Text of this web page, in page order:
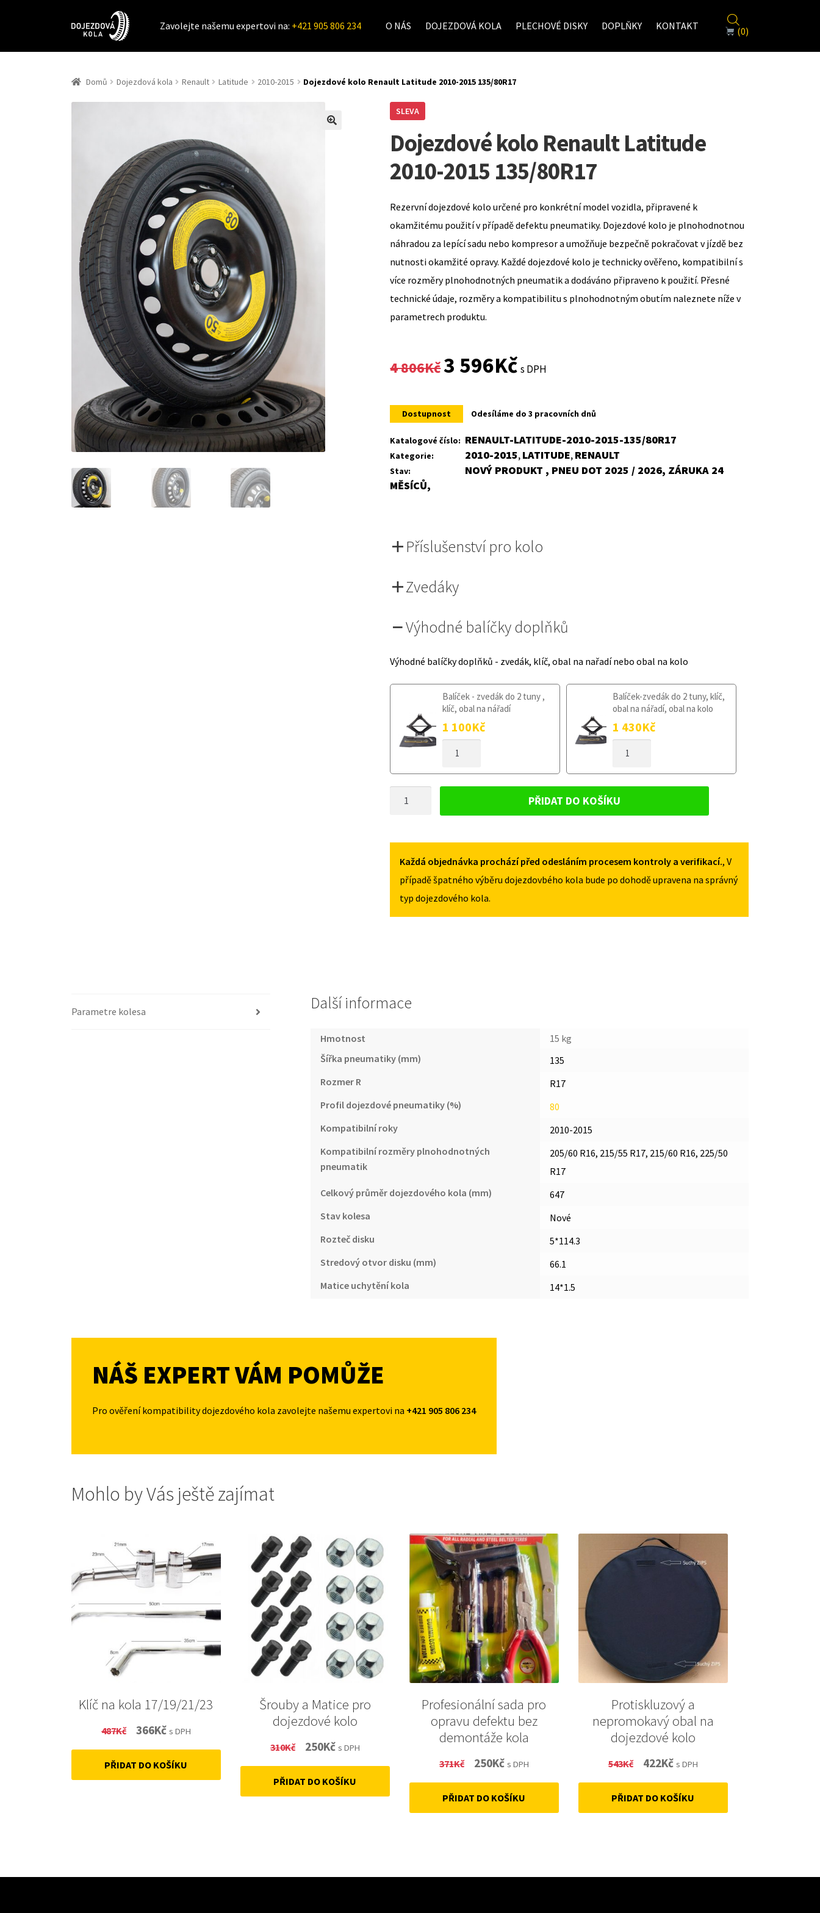
Zavolejte našemu expertovi na: +421 905 806 234 O NÁS DOJEZDOVÁ KOLA PLECHOVÉ DISKY DOPLŇKY KONTAKT (0)
Domů Dojezdová kola Renault Latitude 2010-2015 Dojezdové kolo Renault Latitude 2010-2015 135/80R17
SLEVA
Dojezdové kolo Renault Latitude
2010-2015 135/80R17
Rezervní dojezdové kolo určené pro konkrétní model vozidla, připravené k
okamžitému použití v případě defektu pneumatiky. Dojezdové kolo je plnohodnotnou
náhradou za lepící sadu nebo kompresor a umožňuje bezpečně pokračovat v jízdě bez
nutnosti okamžité opravy. Každé dojezdové kolo je technicky ověřeno, kompatibilní s
více rozměry plnohodnotných pneumatik a dodáváno připraveno k použití. Přesné
technické údaje, rozměry a kompatibilitu s plnohodnotným obutím naleznete níže v
parametrech produktu.
4 806Kč
Original
was:
4
806Kč.
3 596KčCurrent
is:
3
596Kč.
s DPH
Dostupnost Odesíláme do 3 pracovních dnů
Katalogové číslo: RENAULT-LATITUDE-2010-2015-135/80R17
Kategorie: 2010-2015, LATITUDE, RENAULT
Stav:
NOVÝ PRODUKT , PNEU DOT 2025 / 2026, ZÁRUKA 24
MĚSÍCŮ,
Příslušenství pro kolo
Zvedáky
Výhodné balíčky doplňků
Výhodné balíčky doplňků - zvedák, klíč, obal na nařadí nebo obal na kolo
Balíček - zvedák do 2 tuny ,
klíč, obal na nářadí
1 100Kč
KOLO
135/80R17
Balíček-zvedák do 2 tuny, klíč,
obal na nářadí, obal na kolo
1 430Kč
KOLO
2010-
2015
135/80R17
135/80R17
MNOŽSTVÍ
PŘIDAT DO KOŠÍKU
Každá objednávka prochází před odesláním procesem kontroly a verifikací., V
případě špatného výběru dojezdovbého kola bude po dohodě upravena na správný
typ dojezdového kola.
Parametre kolesa Další informace
Hmotnost
15 kg
Šířka pneumatiky (mm)
135
Rozmer R
R17
Profil dojezdové pneumatiky (%)
80
Kompatibilní roky
2010-2015
Kompatibilní rozměry plnohodnotných
pneumatik
205/60 R16, 215/55 R17, 215/60 R16, 225/50
R17
Celkový průměr dojezdového kola (mm)
647
Stav kolesa
Nové
Rozteč disku
5*114.3
Stredový otvor disku (mm)
66.1
Matice uchytění kola
14*1.5
NÁŠ EXPERT VÁM POMŮŽE
Pro ověření kompatibility dojezdového kola zavolejte našemu expertovi na +421 905 806 234
Mohlo by Vás ještě zajímat
Klíč na kola 17/19/21/23
487Kč
Original
price
was:
366KčCurrent
price
is:
s DPH
PŘIDAT DO KOŠÍKU
Šrouby a Matice pro
dojezdové kolo
310Kč
Original
price
was:
250KčCurrent
price
is:
s DPH
PŘIDAT DO KOŠÍKU
Profesionální sada pro
opravu defektu bez
demontáže kola
371Kč
Original
price
was:
250KčCurrent
price
is:
s DPH
PŘIDAT DO KOŠÍKU
Protiskluzový a
nepromokavý obal na
dojezdové kolo
543Kč
Original
price
was:
422KčCurrent
price
is:
s DPH
PŘIDAT DO KOŠÍKU